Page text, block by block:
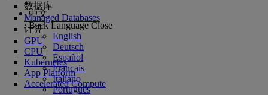
中文
Back Language Close
English
Deutsch
Español
Français
Italiano
Português
数据库
Managed Databases
计算
GPU
CPU
Kubernetes
App Platform
Accelerated Compute